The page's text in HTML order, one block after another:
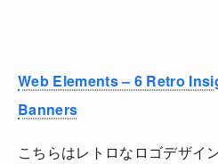
Web Elements – 6 Retro
Banners
こちらはレトロなロゴデザイ